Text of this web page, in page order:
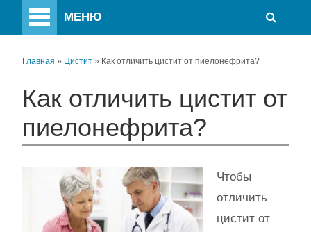
МЕНЮ
Главная » Цистит » Как отличить цистит от пиелонефрита?
Как отличить цистит от
пиелонефрита?
Чтобы
отличить
цистит от